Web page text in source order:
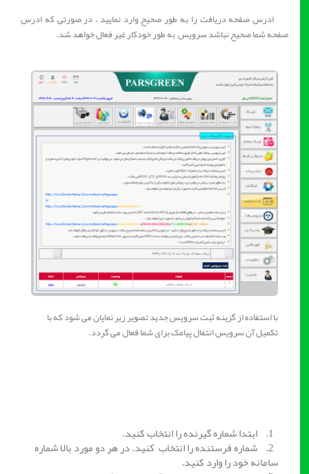
ادرس صفحه دریافت را به طور صحیح وارد نمایید ، در صورتی که ادرس
صفحه شما صحیح نباشد سرویس به طور خودکار غیر فعال خواهد شد.
با استفاده از گزینه ثبت سرویس جدید تصویر زیر نمایان می شود که با
تکمیل آن سرویس انتفال پیامک برای شما فعال می گردد.
2. شماره فرستنده را انتخاب کنید. در هر دو مورد بالا شماره
سامانه خود را وارد کنید.